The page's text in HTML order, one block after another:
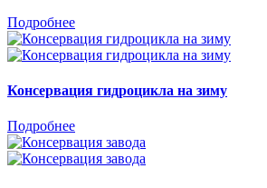
Подробнее
Консервация гидроцикла на зиму
Подробнее